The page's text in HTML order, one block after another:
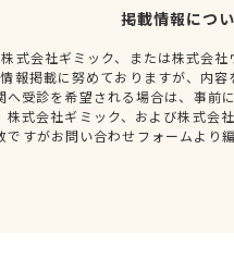
掲載情報につ
式会社ギミック、または株式会社
報掲載に努めておりますが、内容
受診を希望される場合は、事前
式会社ギミック、および株式会
すがお問い合わせフォームより